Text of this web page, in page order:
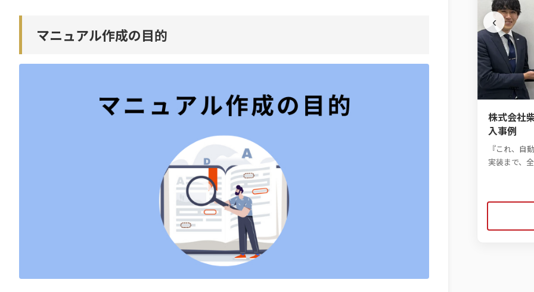
マニュアル作成の目的
一般社団法人日本能率協会様の導入事例
株式会社
入事例
『これ、自
実装まで、
‹